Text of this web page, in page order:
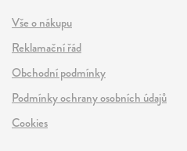
Vše o nákupu
Reklamační řád
Obchodní podmínky
Podmínky ochrany osobních údajů
Cookies